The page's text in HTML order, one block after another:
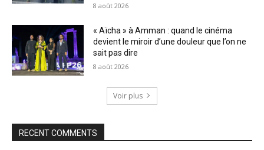
8 août 2026
« Aïcha » à Amman : quand le cinéma
devient le miroir d’une douleur que l’on ne
sait pas dire
8 août 2026
Voir plus
RECENT COMMENTS